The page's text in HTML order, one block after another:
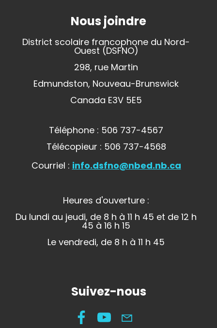
Nous joindre
District scolaire francophone du Nord-
Ouest (DSFNO)
298, rue Martin
Edmundston, Nouveau-Brunswick
Canada E3V 5E5
Téléphone : 506 737-4567
Télécopieur : 506 737-4568
Courriel : info.dsfno@nbed.nb.ca
Heures d'ouverture :
Du lundi au jeudi, de 8 h à 11 h 45 et de 12 h
45 à 16 h 15
Le vendredi, de 8 h à 11 h 45
Suivez-nous